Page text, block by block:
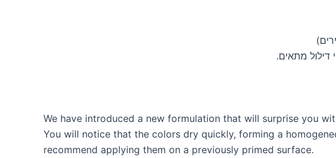
דילול מתאים.
We have introduced a new formulation that will surprise you
You will notice that the colors dry quickly, forming a
recommend applying them on a previously primed surface.